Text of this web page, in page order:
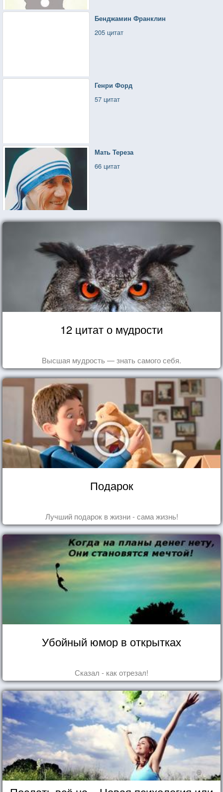
Бенджамин Франклин
205 цитат
Генри Форд
57 цитат
Мать Тереза
66 цитат
12 цитат о мудрости
Высшая мудрость — знать самого себя.
Подарок
Лучший подарок в жизни - сама жизнь!
Убойный юмор в открытках
Сказал - как отрезал!